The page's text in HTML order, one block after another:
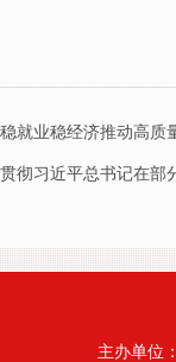
就业稳经济推动高质
彻习近平总书记在
主办单位